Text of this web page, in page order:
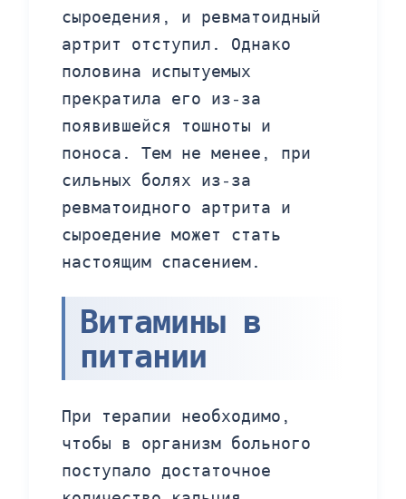
сыроедения, и ревматоидный
артрит отступил. Однако
половина испытуемых
прекратила его из-за
появившейся тошноты и
поноса. Тем не менее, при
сильных болях из-за
ревматоидного артрита и
сыроедение может стать
настоящим спасением.
Витамины в
питании
При терапии необходимо,
чтобы в организм больного
поступало достаточное